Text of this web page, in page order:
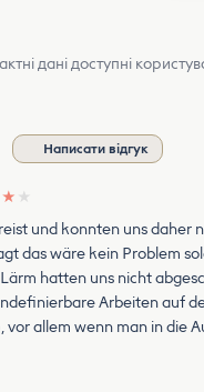
дані доступні
Написати відгук
★ ★
und konnten uns
das wäre kein Problem
hatten uns nicht
Arbeiten auf
vor allem wenn man in die